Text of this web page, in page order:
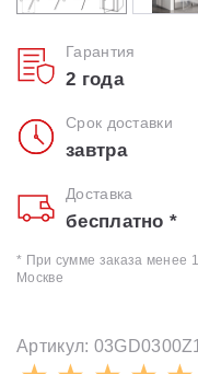
Гарантия
2 года
Срок доставки
завтра
Доставка
бесплатно *
* При сумме заказа менее
Москве
Артикул: 03GD0300Z1